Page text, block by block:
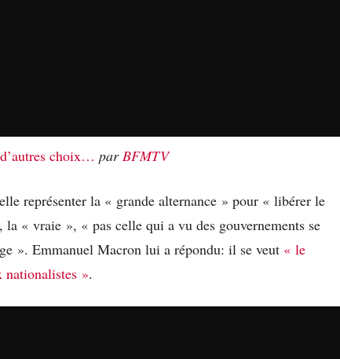
choix… parBFMTV
représenter la « grande alternance » pour « libérer le
la « vraie », « pas celle qui a vu des gouvernements se
». Emmanuel Macron lui a répondu: il se veut « le
nationalistes ».